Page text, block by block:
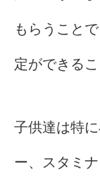
もらうこと
定ができる
子供達は特
ー、スタミ